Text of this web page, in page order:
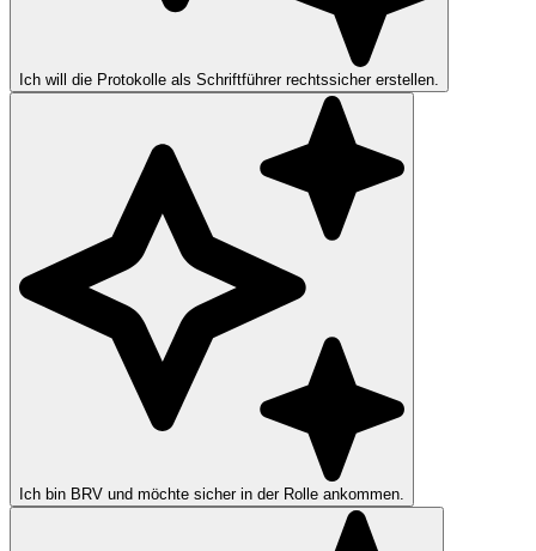
Ich will die Protokolle als Schriftführer rechtssicher erstellen.
Ich bin BRV und möchte sicher in der Rolle ankommen.